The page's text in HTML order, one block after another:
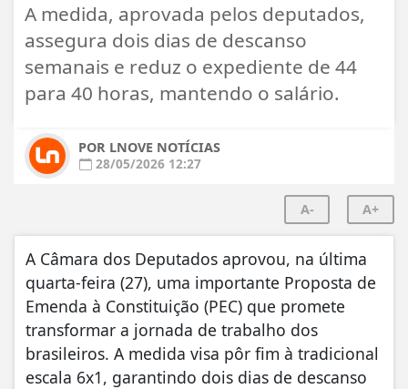
A medida, aprovada pelos deputados,
assegura dois dias de descanso
semanais e reduz o expediente de 44
para 40 horas, mantendo o salário.
POR LNOVE NOTÍCIAS
28/05/2026 12:27
A- A+
A Câmara dos Deputados aprovou, na última
quarta-feira (27), uma importante Proposta de
Emenda à Constituição (PEC) que promete
transformar a jornada de trabalho dos
brasileiros. A medida visa pôr fim à tradicional
escala 6x1, garantindo dois dias de descanso